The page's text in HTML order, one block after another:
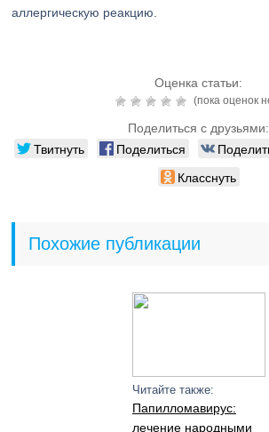
аллергическую реакцию.
Оценка статьи:
(пока оценок
Поделиться с друзьями:
Твитнуть Поделиться
Класснуть
Похожие публикации
Читайте также:
Папилломавирус:
лечение народными